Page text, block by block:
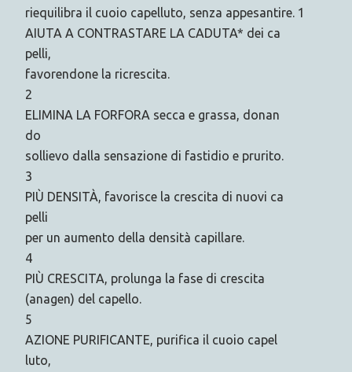
riequilibra il cuoio capelluto, senza appesantire. 1
AIUTA A CONTRASTARE LA CADUTA* dei ca
pelli,
favorendone la ricrescita.
2
ELIMINA LA FORFORA secca e grassa, donan
do
sollievo dalla sensazione di fastidio e prurito.
3
PIÙ DENSITÀ, favorisce la crescita di nuovi ca
pelli
per un aumento della densità capillare.
4
PIÙ CRESCITA, prolunga la fase di crescita
(anagen) del capello.
5
AZIONE PURIFICANTE, purifica il cuoio capel
luto,